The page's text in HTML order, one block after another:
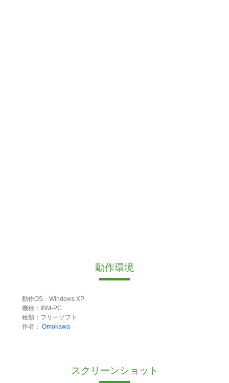
動作環境
動作OS：Windows XP
機種：IBM-PC
種類：フリーソフト
作者： Omokawa
スクリーンショット